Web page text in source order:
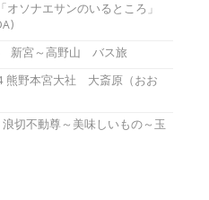
ソナエサンのいるところ」
新宮～高野山 バス旅
熊野本宮大社 大斎原（おお
切不動尊～美味しいもの～玉